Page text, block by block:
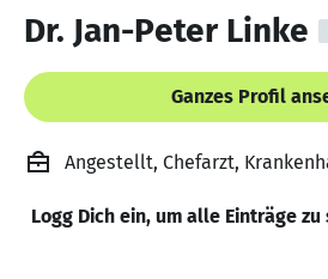
Dr. Jan-Peter Linke
Ganzes Profil
Angestellt, Chefarzt,
Logg Dich ein, um alle Einträge zu